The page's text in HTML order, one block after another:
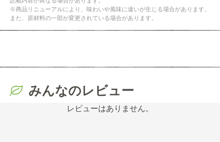
※商品リニューアルにより、味わいや風味に違いが生じる場合があります。
また、原材料の一部が変更されている場合があります。
みんなのレビュー
レビューはありません。